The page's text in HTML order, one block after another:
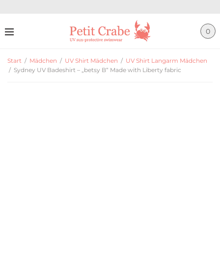
0
Start / Mädchen / UV Shirt Mädchen / UV Shirt Langarm Mädchen
/ Sydney UV Badeshirt – „betsy B“ Made with Liberty fabric